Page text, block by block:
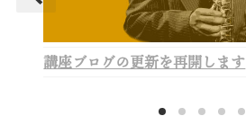
講座ブログの更新を再開します